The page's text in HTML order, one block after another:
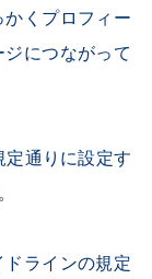
くプロフィー
につながって
通りに設定す
ラインの規定